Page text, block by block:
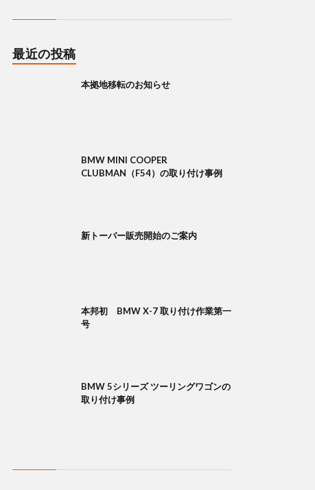
最近の投稿
本拠地移転のお知らせ
BMW MINI COOPER
CLUBMAN（F54）の取り付け事例
新トーバー販売開始のご案内
本邦初 BMW X-7 取り付け作業第一
号
BMW 5シリーズ ツーリングワゴンの
取り付け事例